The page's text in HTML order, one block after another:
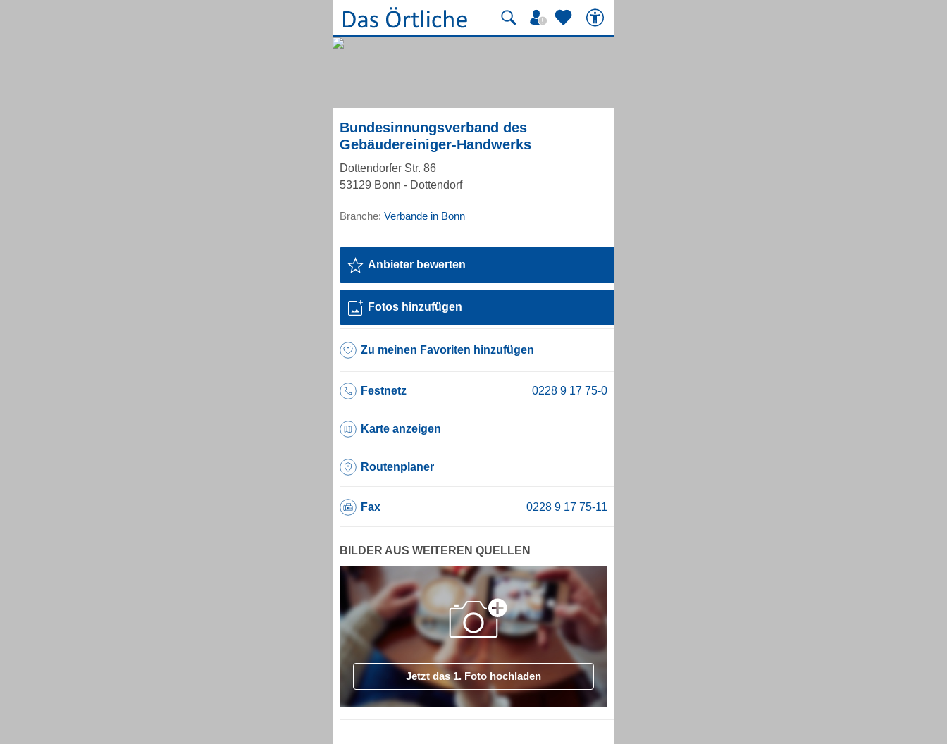
Bundesinnungsverband des
Gebäudereiniger-Handwerks
Dottendorfer Str. 86
53129 Bonn - Dottendorf
Branche: Verbände in Bonn
Anbieter bewerten
Fotos hinzufügen
Zu meinen Favoriten hinzufügen
Festnetz
Karte anzeigen
Routenplaner
Fax
BILDER AUS WEITEREN QUELLEN
Jetzt das 1. Foto hochladen